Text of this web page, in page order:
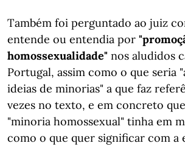
Também foi perguntado ao juiz
entende ou entendia por
homossexualidade" nos aludidos
Portugal, assim como o que seria
ideias de minorias" a que faz
vezes no texto, e em concreto
"minoria homossexual" tinha em
como o que quer significar com a